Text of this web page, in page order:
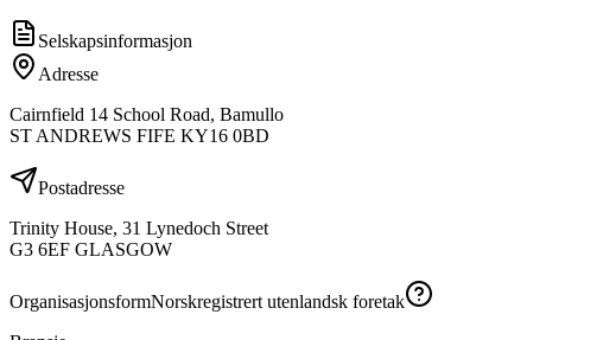
Selskapsinformasjon
Adresse
Cairnfield 14 School Road, Bamullo
ST ANDREWS FIFE KY16 0BD
Postadresse
Trinity House, 31 Lynedoch Street
G3 6EF GLASGOW
OrganisasjonsformNorskregistrert utenlandsk foretak